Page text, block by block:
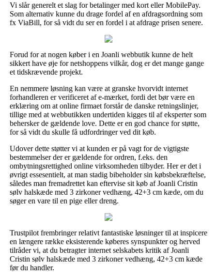
Vi slår generelt et slag for betalinger med kort eller MobilePay.
Som alternativ kunne du drage fordel af en afdragsordning som
fx ViaBill, for så vidt du ser en fordel i at afdrage prisen senere.
Forud for at nogen køber i en Joanli webbutik kunne de helt
sikkert have øje for netshoppens vilkår, dog er det mange gange
et tidskrævende projekt.
En nemmere løsning kan være at granske hvorvidt internet
forhandleren er verificeret af e-mærket, fordi det bør være en
erklæring om at online firmaet forstår de danske retningslinjer,
tillige med at webbutikken undertiden kigges til af eksperter som
behersker de gældende love. Dette er en god chance for støtte,
for så vidt du skulle få udfordringer ved dit køb.
Udover dette støtter vi at kunden er på vagt for de vigtigste
bestemmelser der er gældende for ordren, f.eks. den
ombytningsrettighed online virksomheden tilbyder. Her er det i
øvrigt essesentielt, at man stadig bibeholder sin købsbekræftelse,
således man fremadrettet kan eftervise sit køb af Joanli Cristin
sølv halskæde med 3 zirkoner vedhæng, 42+3 cm kæde, om du
søger en vare til en pige eller dreng.
Trustpilot frembringer relativt fantastiske løsninger til at inspicere
en længere række eksisterende køberes synspunkter og herved
tilråder vi, at du betragter internet selskabets kritik af Joanli
Cristin sølv halskæde med 3 zirkoner vedhæng, 42+3 cm kæde
før du handler.